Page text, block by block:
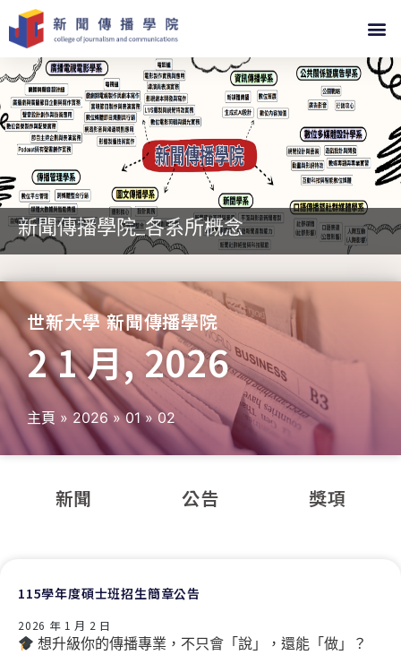
新聞傳播學院_各系所概念
世新大學 新聞傳播學院
2 1 月, 2026
主頁 » 2026 » 01 »02
新聞 公告 獎項
115學年度碩士班招生簡章公告
2026 年 1 月 2 日
想升級你的傳播專業，不只會「說」，還能「做」？